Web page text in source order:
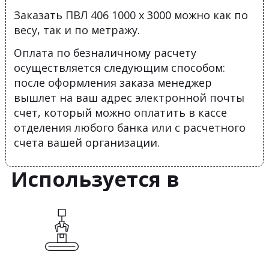
Заказать ПВЛ 406 1000 х 3000 можно как по
весу, так и по метражу.
Оплата по безналичному расчету
осуществляется следующим способом:
после оформления заказа менеджер
вышлет на ваш адрес электронной почты
счет, который можно оплатить в кассе
отделения любого банка или с расчетного
счета вашей организации.
Используется в